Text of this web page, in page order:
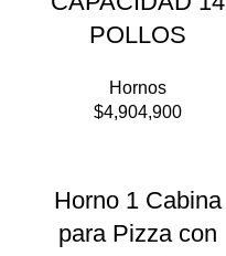
POLLOS
Hornos
$4,904,900
Horno 1 Cabina
para Pizza con